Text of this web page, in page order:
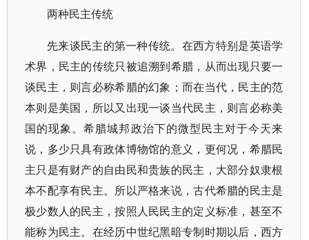
两种民主传统
先来谈民主的第一种传统。在西方特别是英语学
术界，民主的传统只被追溯到希腊，从而出现只要一
谈民主，则言必称希腊的幻象；而在当代，民主的范
本则是美国，所以又出现一谈当代民主，则言必称美
国的现象。希腊城邦政治下的微型民主对于今天来
说，多少只具有政体博物馆的意义，更何况，希腊民
主只是有财产的自由民和贵族的民主，大部分奴隶根
本不配享有民主。所以严格来说，古代希腊的民主是
极少数人的民主，按照人民民主的定义标准，甚至不
能称为民主。在经历中世纪黑暗专制时期以后，西方